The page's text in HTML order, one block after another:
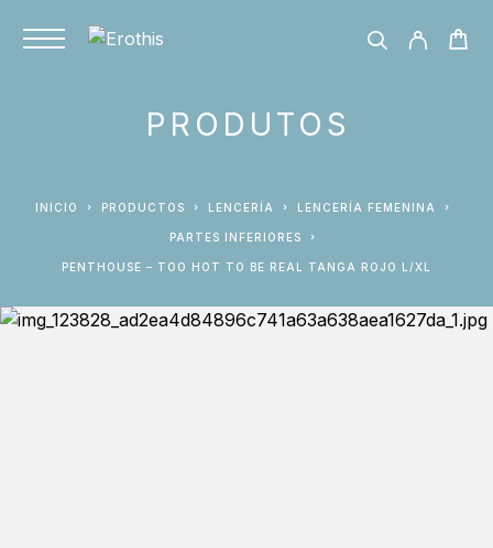
PRODUTOS
INICIO PRODUCTOS LENCERÍA LENCERÍA FEMENINA
PARTES INFERIORES
PENTHOUSE – TOO HOT TO BE REAL TANGA ROJO L/XL